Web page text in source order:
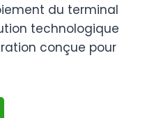
du terminal
technologique
conçue pour